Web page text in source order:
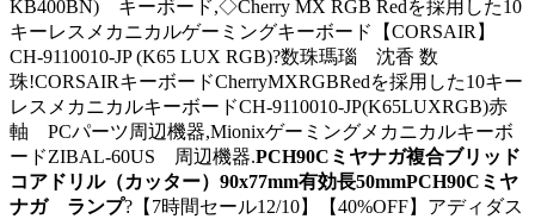
KB400BN) キーボード,◇Cherry MX RGB Redを採用した10
キーレスメカニカルゲーミングキーボード【CORSAIR】
CH-9110010-JP (K65 LUX RGB)?数珠瑪瑙 沈香 数
珠!CORSAIRキーボードCherryMXRGBRedを採用した10キー
レスメカニカルキーボードCH-9110010-JP(K65LUXRGB)赤
軸 PCパーツ周辺機器,Mionixゲーミングメカニカルキーボ
ードZIBAL-60US 周辺機器.PCH90Cミヤナガ複合ブリッド
コアドリル（カッター）90x77mm有効長50mmPCH90Cミヤ
ナガ ランプ?【7時間セール12/10】【40%OFF】アディダス